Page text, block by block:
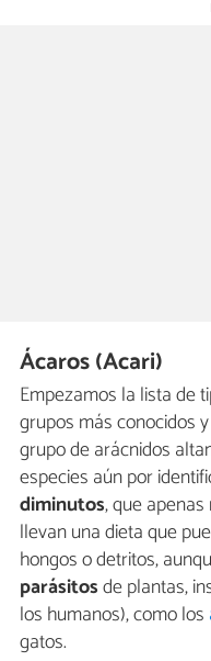
Ácaros (Acari)
Empezamos la lista de
grupos más conocidos
grupo de arácnidos
especies aún por
diminutos, que
llevan una dieta que
hongos o detritos,
parásitosde plantas,
los humanos), como los
gatos.